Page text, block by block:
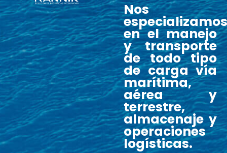
Nos
especializamos
en el manejo
y transporte
de todo tipo
de carga vía
marítima,
aérea y
terrestre,
almacenaje y
operaciones
logísticas.